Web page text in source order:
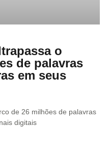
o
de palavras
em seus
de 26 milhões de palavras
digitais